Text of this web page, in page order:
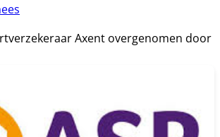
Axent overgenomen door